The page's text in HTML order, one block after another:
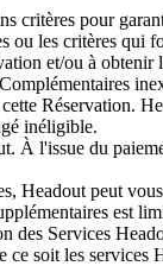
critères pour
ou les critères
et/ou à obtenir
Réservation.
inéligible.
À l'issue du
Headout peut
est
Services
soit les services